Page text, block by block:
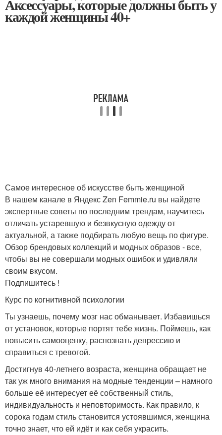
Аксессуары, которые должны быть у
каждой женщины 40+
Самое интересное об искусстве быть женщиной
В нашем канале в Яндекс Zen Femmie.ru вы найдете
экспертные советы по последним трендам, научитесь
отличать устаревшую и безвкусную одежду от
актуальной, а также подбирать любую вещь по фигуре.
Обзор брендовых коллекций и модных образов - все,
чтобы вы не совершали модных ошибок и удивляли
своим вкусом.
Подпишитесь !
Курс по когнитивной психологии
Ты узнаешь, почему мозг нас обманывает. Избавишься
от установок, которые портят тебе жизнь. Поймешь, как
повысить самооценку, распознать депрессию и
справиться с тревогой.
Достигнув 40-летнего возраста, женщина обращает не
так уж много внимания на модные тенденции – намного
больше её интересует её собственный стиль,
индивидуальность и неповторимость. Как правило, к
сорока годам стиль становится устоявшимся, женщина
точно знает, что ей идёт и как себя украсить.